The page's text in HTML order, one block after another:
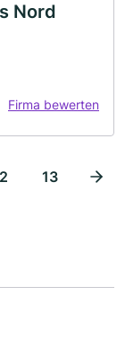
Nord
Firma bewerten
13